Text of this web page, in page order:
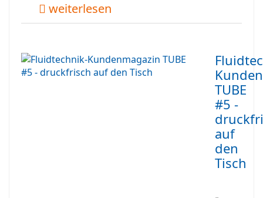
weiterlesen
TUBE
#5 -
auf
den
Tisch